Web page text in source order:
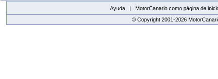
Ayuda |
MotorCanario como página de
© Copyright 2001-2026